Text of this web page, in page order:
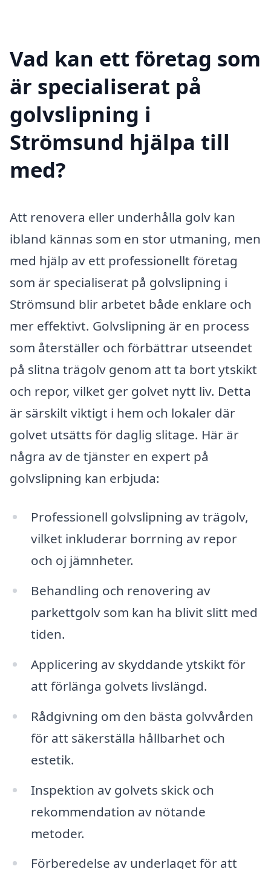
Vad kan ett företag som
är specialiserat på
golvslipning i
Strömsund hjälpa till
med?
Att renovera eller underhålla golv kan
ibland kännas som en stor utmaning, men
med hjälp av ett professionellt företag
som är specialiserat på golvslipning i
Strömsund blir arbetet både enklare och
mer effektivt. Golvslipning är en process
som återställer och förbättrar utseendet
på slitna trägolv genom att ta bort ytskikt
och repor, vilket ger golvet nytt liv. Detta
är särskilt viktigt i hem och lokaler där
golvet utsätts för daglig slitage. Här är
några av de tjänster en expert på
golvslipning kan erbjuda:
Professionell golvslipning av trägolv,
vilket inkluderar borrning av repor
och oj jämnheter.
Behandling och renovering av
parkettgolv som kan ha blivit slitt med
tiden.
Applicering av skyddande ytskikt för
att förlänga golvets livslängd.
Rådgivning om den bästa golvvården
för att säkerställa hållbarhet och
estetik.
Inspektion av golvets skick och
rekommendation av nötande
metoder.
Förberedelse av underlaget för att